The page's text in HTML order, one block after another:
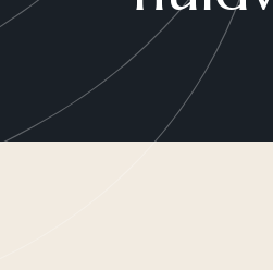
Plasma
RF-
Peelings